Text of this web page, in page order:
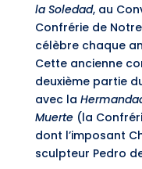
la Soledad, au
Confrérie de
célèbre chaque
Cette ancienne
deuxième partie
avec la
Muerte(la
dont l’imposant
sculpteur Pedro